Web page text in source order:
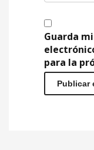
Guarda
para la